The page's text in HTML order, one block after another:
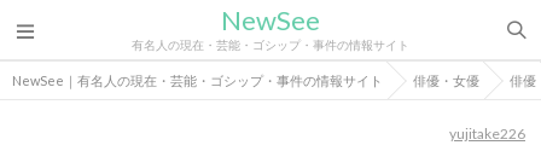
NewSee
有名人の現在・芸能・ゴシップ・事件の情報サイト
NewSee｜有名人の現在・芸能・ゴシップ・事件の情報サイト 俳優・女優 俳優
yujitake226